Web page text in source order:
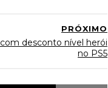
PRÓXIMO
desconto nível herói
no PS5